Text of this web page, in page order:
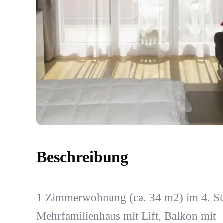
Beschreibung
1 Zimmerwohnung (ca. 34 m2) im 4.
Mehrfamilienhaus mit Lift, Balkon mit